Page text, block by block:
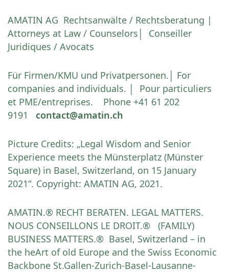
AMATIN AG Rechtsanwälte / Rechtsberatung |
Attorneys at Law / Counselors│ Conseiller
Juridiques / Avocats
Für Firmen/KMU und Privatpersonen.│ For
companies and individuals. │ Pour particuliers
et PME/entreprises. Phone +41 61 202
9191 contact@amatin.ch
Picture Credits: „Legal Wisdom and Senior
Experience meets the Münsterplatz (Münster
Square) in Basel, Switzerland, on 15 January
2021“. Copyright: AMATIN AG, 2021.
AMATIN.® RECHT BERATEN. LEGAL MATTERS.
NOUS CONSEILLONS LE DROIT.® (FAMILY)
BUSINESS MATTERS.® Basel, Switzerland – in
the heArt of old Europe and the Swiss Economic
Backbone St.Gallen-Zurich-Basel-Lausanne-